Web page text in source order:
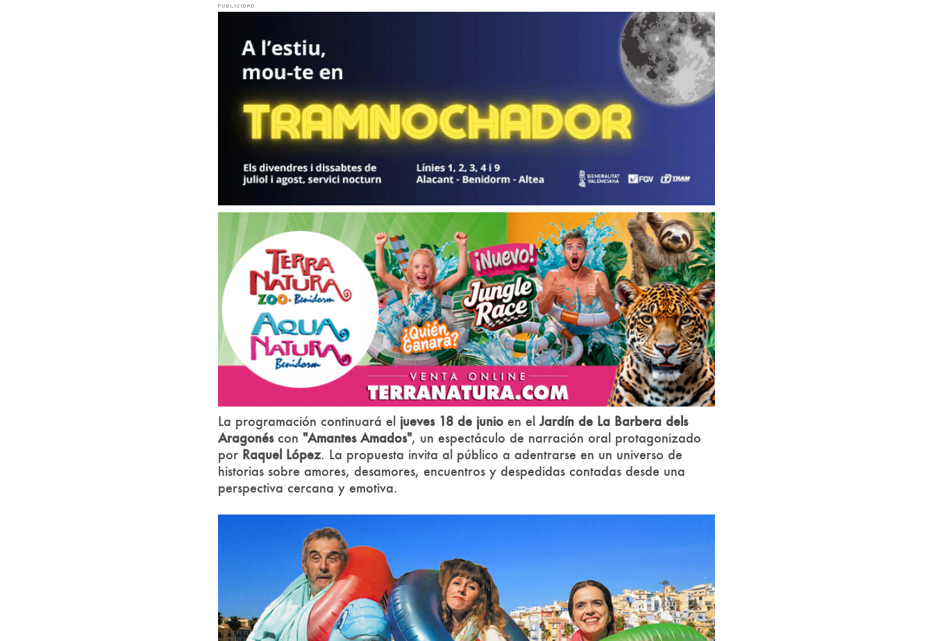
La programación continuará el jueves 18 de junio en elJardín de La Barbera dels
Aragonéscon "Amantes Amados", un espectáculo de narración oral protagonizado
por Raquel López. La propuesta invita al público a adentrarse en un universo de
historias sobre amores, desamores, encuentros y despedidas contadas desde una
perspectiva cercana y emotiva.